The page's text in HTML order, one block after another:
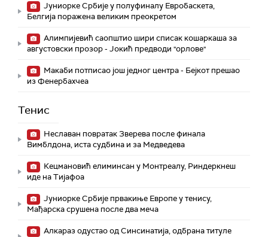
Јуниорке Србије у полуфиналу Евробаскета,
Белгија поражена великим преокретом
Алимпијевић саопштио шири списак кошаркаша за
августовски прозор - Јокић предводи "орлове"
Макаби потписао још једног центра - Бејкот прешао
из Фенербахчеа
Тенис
Неславан повратак Зверева после финала
Вимблдона, иста судбина и за Медведева
Кецмановић елиминсан у Монтреалу, Риндеркнеш
иде на Тијафоа
Јуниорке Србије првакиње Европе у тенису,
Мађарска срушена после два меча
Алкараз одустао од Синсинатија, одбрана титуле